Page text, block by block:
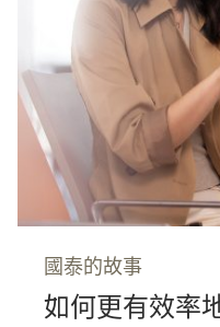
國泰的故事
如何更有效率